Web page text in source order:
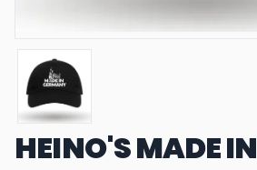
HEINO'S MADE IN